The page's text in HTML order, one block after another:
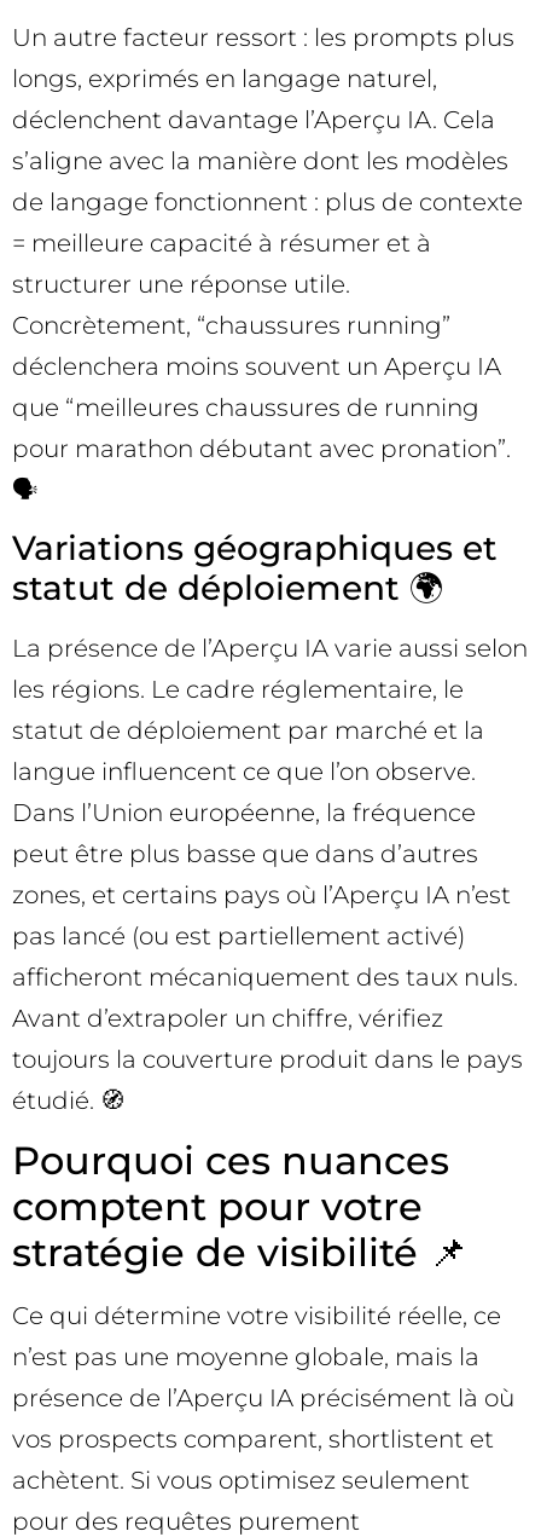
Un autre facteur ressort : les prompts plus
longs, exprimés en langage naturel,
déclenchent davantage l’Aperçu IA. Cela
s’aligne avec la manière dont les modèles
de langage fonctionnent : plus de contexte
= meilleure capacité à résumer et à
structurer une réponse utile.
Concrètement, “chaussures running”
déclenchera moins souvent un Aperçu IA
que “meilleures chaussures de running
pour marathon débutant avec pronation”.
🗣️
Variations géographiques et
statut de déploiement 🌍
La présence de l’Aperçu IA varie aussi selon
les régions. Le cadre réglementaire, le
statut de déploiement par marché et la
langue influencent ce que l’on observe.
Dans l’Union européenne, la fréquence
peut être plus basse que dans d’autres
zones, et certains pays où l’Aperçu IA n’est
pas lancé (ou est partiellement activé)
afficheront mécaniquement des taux nuls.
Avant d’extrapoler un chiffre, vérifiez
toujours la couverture produit dans le pays
étudié. 🧭
Pourquoi ces nuances
comptent pour votre
stratégie de visibilité 📌
Ce qui détermine votre visibilité réelle, ce
n’est pas une moyenne globale, mais la
présence de l’Aperçu IA précisément là où
vos prospects comparent, shortlistent et
achètent. Si vous optimisez seulement
pour des requêtes purement